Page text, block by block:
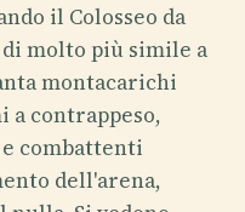
il Colosseo da
molto più simile a
montacarichi
a contrappeso,
combattenti
dell'arena,